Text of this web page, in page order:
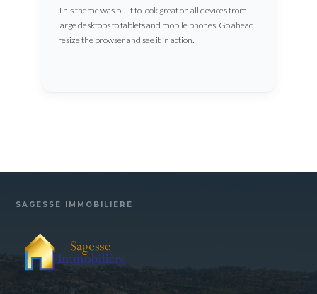
This theme was built to look great on all devices from
large desktops to tablets and mobile phones. Go ahead
resize the browser and see it in action.
SAGESSE IMMOBILIÈRE